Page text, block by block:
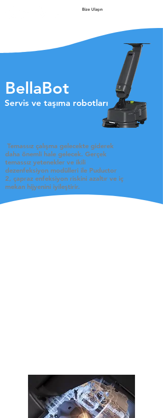
Bize Ulaşın
BellaBot
Servis ve taşıma robotları
​ Temassız çalışma gelecekte giderek
daha önemli hale gelecek. Gerçek
temassız yetenekler ve ikili
dezenfeksiyon modülleri ile Puductor
2, çapraz enfeksiyon riskini azaltır ve iç
mekan hijyenini iyileştirir.